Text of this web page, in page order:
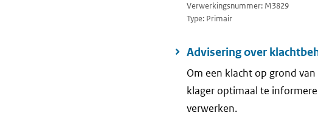
Verwerkingsnummer: M3829
Type: Primair
Advisering over
Om een klacht op grond
klager optimaal te
verwerken.